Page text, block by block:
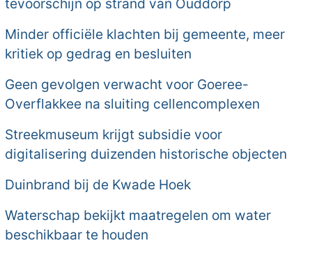
tevoorschijn op strand van Ouddorp
Minder officiële klachten bij gemeente, meer
kritiek op gedrag en besluiten
Geen gevolgen verwacht voor Goeree-
Overflakkee na sluiting cellencomplexen
Streekmuseum krijgt subsidie voor
digitalisering duizenden historische objecten
Duinbrand bij de Kwade Hoek
Waterschap bekijkt maatregelen om water
beschikbaar te houden